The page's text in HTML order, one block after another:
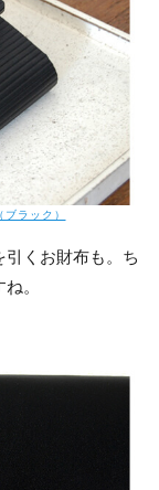
ラック）
くお財布も。ち
。